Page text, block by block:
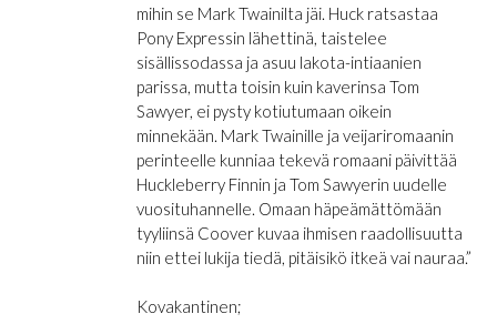
mihin se Mark Twainilta jäi. Huck ratsastaa
Pony Expressin lähettinä, taistelee
sisällissodassa ja asuu lakota-intiaanien
parissa, mutta toisin kuin kaverinsa Tom
Sawyer, ei pysty kotiutumaan oikein
minnekään. Mark Twainille ja veijariromaanin
perinteelle kunniaa tekevä romaani päivittää
Huckleberry Finnin ja Tom Sawyerin uudelle
vuosituhannelle. Omaan häpeämättömään
tyyliinsä Coover kuvaa ihmisen raadollisuutta
niin ettei lukija tiedä, pitäisikö itkeä vai nauraa.”
Kovakantinen;